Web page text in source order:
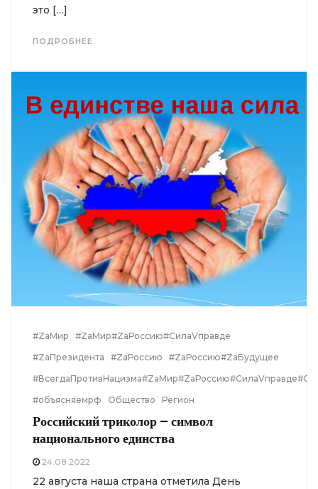
это […]
ПОДРОБНЕЕ
#ZаМир
#ZаМир#ZаРоссию#СилаVправде
#ZаПрезидента
#ZаРоссию
#ZаРоссию#ZаБудущее
#объясняемрф
Общество Регион
Российский триколор – символ
национального единства
24.08.2022
22 августа наша страна отметила День